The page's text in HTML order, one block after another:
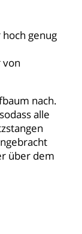
genug
von
nach.
alle
über dem